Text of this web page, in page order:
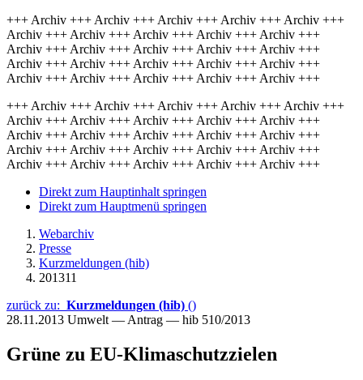
+++ Archiv +++ Archiv +++ Archiv +++ Archiv +++ Archiv +++
Archiv +++ Archiv +++ Archiv +++ Archiv +++ Archiv +++
Archiv +++ Archiv +++ Archiv +++ Archiv +++ Archiv +++
Archiv +++ Archiv +++ Archiv +++ Archiv +++ Archiv +++
Archiv +++ Archiv +++ Archiv +++ Archiv +++ Archiv +++
+++ Archiv +++ Archiv +++ Archiv +++ Archiv +++ Archiv +++
Archiv +++ Archiv +++ Archiv +++ Archiv +++ Archiv +++
Archiv +++ Archiv +++ Archiv +++ Archiv +++ Archiv +++
Archiv +++ Archiv +++ Archiv +++ Archiv +++ Archiv +++
Archiv +++ Archiv +++ Archiv +++ Archiv +++ Archiv +++
Direkt zum Hauptinhalt springen
Direkt zum Hauptmenü springen
Webarchiv
Presse
Kurzmeldungen (hib)
201311
zurück zu: Kurzmeldungen (hib) ()
28.11.2013 Umwelt — Antrag — hib 510/2013
Grüne zu EU-Klimaschutzzielen